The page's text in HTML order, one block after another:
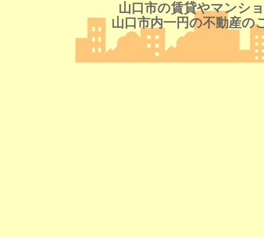
山口市の賃貸やマンシ
山口市内一円の不動産の